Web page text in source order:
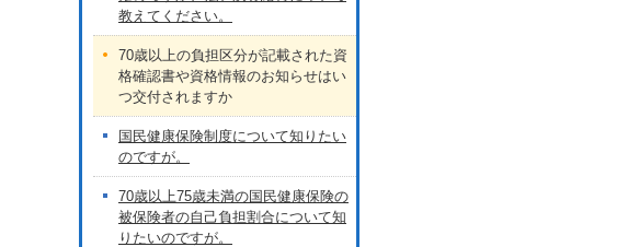
教えてください。
70歳以上の負担区分が記載された資
格確認書や資格情報のお知らせはい
つ交付されますか
国民健康保険制度について知りたい
のですが。
70歳以上75歳未満の国民健康保険の
被保険者の自己負担割合について知
りたいのですが。